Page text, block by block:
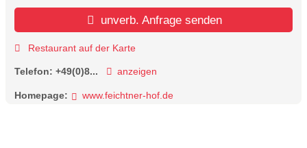
unverb. Anfrage senden
Restaurant auf der Karte
Telefon: +49(0)8... anzeigen
Homepage: www.feichtner-hof.de